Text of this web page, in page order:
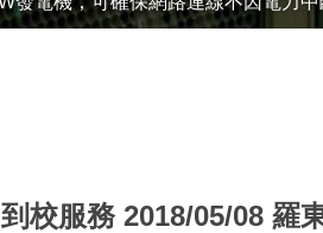
校服務 2018/05/08 羅